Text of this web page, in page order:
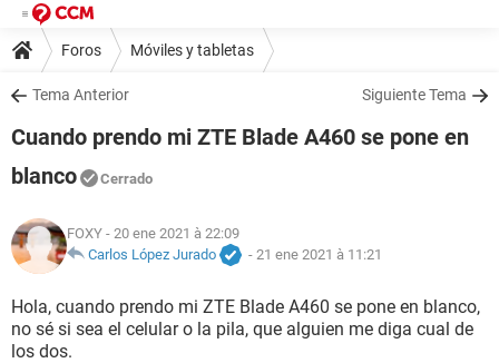
Foros Móviles y tabletas
Tema Anterior Siguiente Tema
Cuando prendo mi ZTE Blade A460 se pone en
blanco
Cerrado
FOXY - 20 ene 2021 à 22:09
Carlos López Jurado
- 21 ene 2021 à 11:21
Hola, cuando prendo mi ZTE Blade A460 se pone en blanco,
no sé si sea el celular o la pila, que alguien me diga cual de
los dos.